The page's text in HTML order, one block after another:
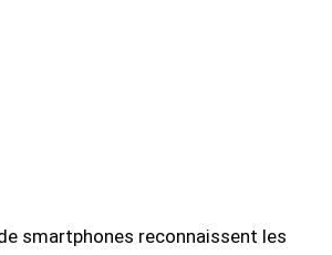
smartphones reconnaissent les